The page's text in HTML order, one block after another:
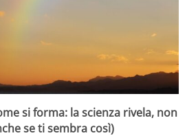
si forma: la scienza rivela, non
se ti sembra così)